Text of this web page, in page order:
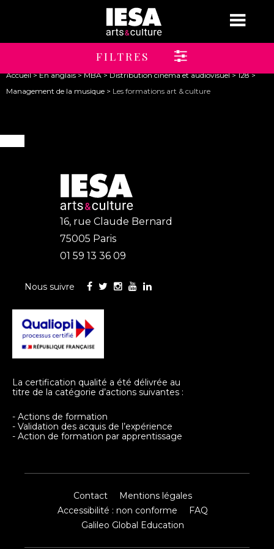
Jump to navigation
Vous
êtes
Accueil>En anglais>MBA>Distribution cinéma et audiovisuel>128>
Management de la musique > Les formations art & culture
FILTRES Candidature
16, rue Claude Bernard
75005 Paris
01 59 13 36 09
Nous suivre
La certification qualité a été délivrée au
titre de la catégorie d’actions suivantes :
- Actions de formation
- Validation des acquis de l’expérience
- Action de formation par apprentissage
Contact
Mentions légales
Accessibilité : non conforme
FAQ
Galileo Global Education